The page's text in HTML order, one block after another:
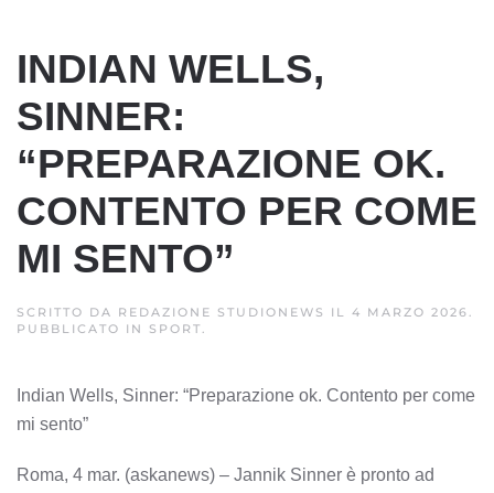
INDIAN WELLS,
SINNER:
“PREPARAZIONE OK.
CONTENTO PER COME
MI SENTO”
SCRITTO DA REDAZIONE STUDIONEWS IL 4 MARZO 2026.
PUBBLICATO IN SPORT.
Indian Wells, Sinner: “Preparazione ok. Contento per come
mi sento”
Roma, 4 mar. (askanews) – Jannik Sinner è pronto ad